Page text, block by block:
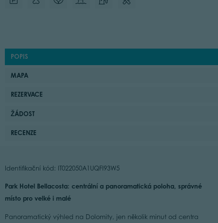
POPIS
MAPA
REZERVACE
ŽÁDOST
RECENZE
Identifikační kód: IT022050A1UQFI93W5
Park Hotel Bellacosta: centrální a panoramatická poloha, správné
místo pro velké i malé
Panoramatický výhled na Dolomity, jen několik minut od centra